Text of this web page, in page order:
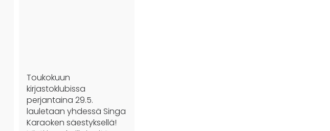
Toukokuun
kirjastoklubissa
perjantaina 29.5.
lauletaan yhdessä Singa
Karaoken säestyksellä!